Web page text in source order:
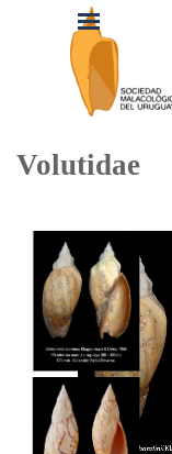
Vaya al ContenidoSaltar menú
Volutidae